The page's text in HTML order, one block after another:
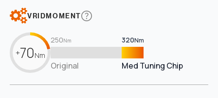
VRIDMOMENT
+70Nm
250Nm 320Nm
Original Med Tuning Chip